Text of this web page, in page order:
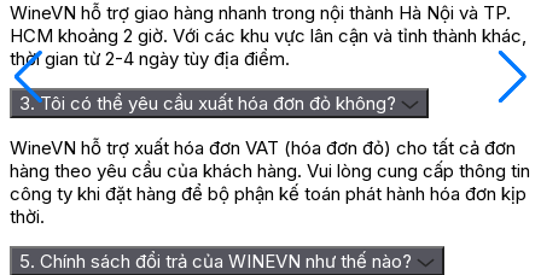
WineVN hỗ trợ giao hàng nhanh trong nội thành Hà Nội và TP.
HCM khoảng 2 giờ. Với các khu vực lân cận và tỉnh thành khác,
thời gian từ 2-4 ngày tùy địa điểm.
3. Tôi có thể yêu cầu xuất hóa đơn đỏ không?
WineVN hỗ trợ xuất hóa đơn VAT (hóa đơn đỏ) cho tất cả đơn
hàng theo yêu cầu của khách hàng. Vui lòng cung cấp thông tin
công ty khi đặt hàng để bộ phận kế toán phát hành hóa đơn kịp
thời.
5. Chính sách đổi trả của WINEVN như thế nào?